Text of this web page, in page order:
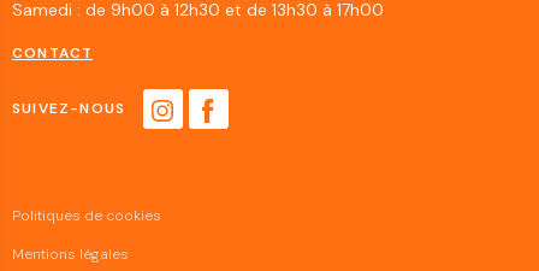
Samedi : de 9h00 à 12h30 et de 13h30 à 17h00
CONTACT
SUIVEZ-NOUS
Politiques de cookies
Mentions légales